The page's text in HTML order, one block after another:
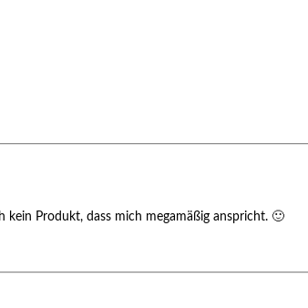
Produkt, dass mich megamäßig anspricht. 🙂